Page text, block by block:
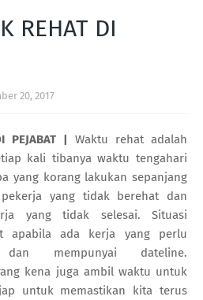
REHAT DI
20, 2017
PEJABAT |
Waktu rehat adalah
kali tibanya waktu tengahari
yang korang lakukan sepanjang
yang tidak berehat dan
yang tidak selesai. Situasi
apabila ada kerja yang perlu
mempunyai dateline.
kena juga ambil waktu untuk
untuk memastikan kita terus